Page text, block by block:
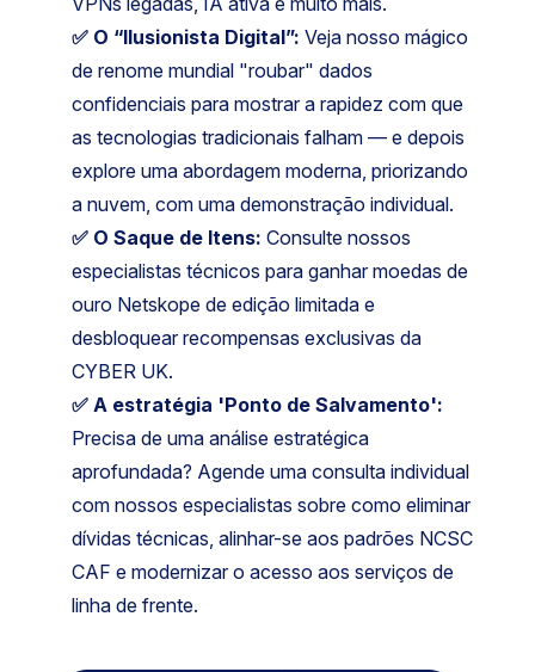
✅ O “Ilusionista Digital”: Veja nosso mágico
de renome mundial "roubar" dados
confidenciais para mostrar a rapidez com que
as tecnologias tradicionais falham — e depois
explore uma abordagem moderna, priorizando
a nuvem, com uma demonstração individual.
✅ O Saque de Itens: Consulte nossos
especialistas técnicos para ganhar moedas de
ouro Netskope de edição limitada e
desbloquear recompensas exclusivas da
CYBER UK.
✅ A estratégia 'Ponto de Salvamento':
Precisa de uma análise estratégica
aprofundada? Agende uma consulta individual
com nossos especialistas sobre como eliminar
dívidas técnicas, alinhar-se aos padrões NCSC
CAF e modernizar o acesso aos serviços de
linha de frente.